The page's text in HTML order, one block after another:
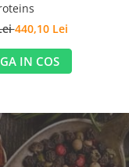
440,10 Lei
IN COS